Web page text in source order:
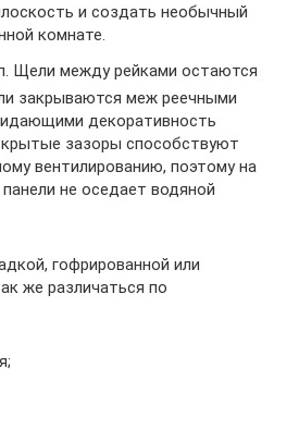
и создать необычный
комнате.
Щели между рейками остаются
закрываются меж реечными
декоративность
зазоры способствуют
вентилированию, поэтому на
не оседает водяной
гофрированной или
же различаться по